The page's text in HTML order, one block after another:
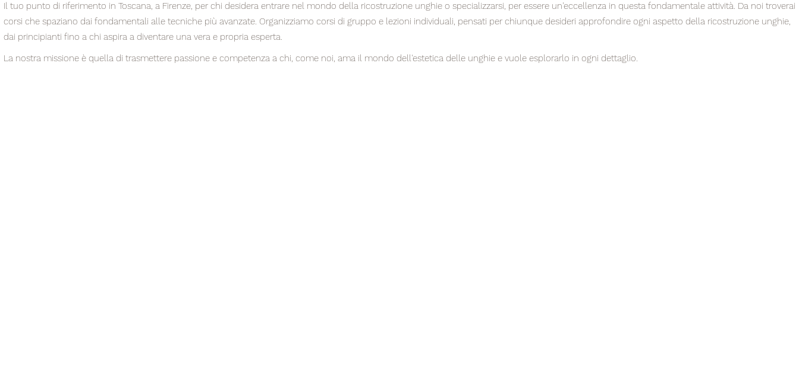
Il tuo punto di riferimento in Toscana, a Firenze, per chi desidera entrare nel mondo della ricostruzione unghie o specializzarsi, per essere un'eccellenza in questa fondamentale attività. Da noi troverai
corsi che spaziano dai fondamentali alle tecniche più avanzate. Organizziamo corsi di gruppo e lezioni individuali, pensati per chiunque desideri approfondire ogni aspetto della ricostruzione unghie,
dai principianti fino a chi aspira a diventare una vera e propria esperta.
La nostra missione è quella di trasmettere passione e competenza a chi, come noi, ama il mondo dell'estetica delle unghie e vuole esplorarlo in ogni dettaglio.